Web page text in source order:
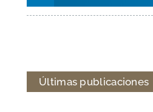
Últimas publicaciones